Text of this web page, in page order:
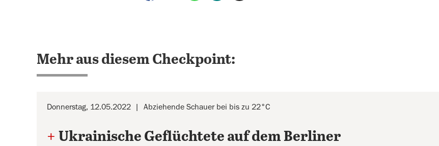
Mehr aus diesem Checkpoint:
Donnerstag, 12.05.2022 Abziehende Schauer bei bis zu 22°C
+ Ukrainische Geflüchtete auf dem Berliner